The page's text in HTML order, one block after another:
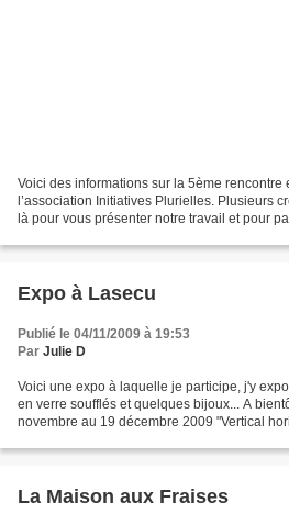
Voici des informations sur la 5ème
l’association Initiatives Plurielles. Plusieurs
là pour vous présenter notre travail et pour
Expo à Lasecu
Publié le 04/11/2009 à 19:53
Par Julie D
Voici une expo à laquelle je participe, j'y
en verre soufflés et quelques bijoux... A
novembre au 19 décembre 2009 "Vertical
La Maison aux Fraises